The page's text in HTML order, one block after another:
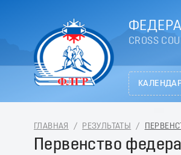
CROSS
ГЛАВНАЯ / РЕЗУЛЬТАТЫ /
Первенство